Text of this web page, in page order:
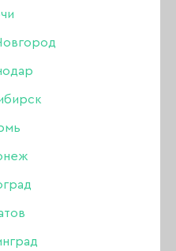
DIVA ГЕЛИ